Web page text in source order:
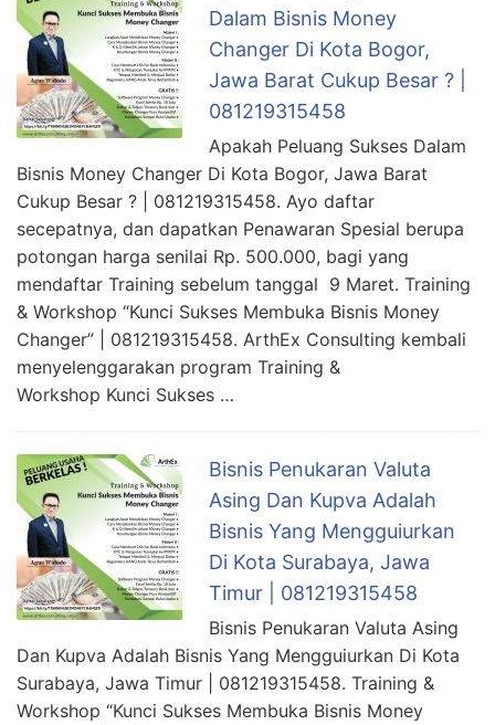
Dalam Bisnis Money
Changer Di Kota Bogor,
Jawa Barat Cukup Besar ? |
081219315458
Apakah Peluang Sukses Dalam
Bisnis Money Changer Di Kota Bogor, Jawa Barat
Cukup Besar ? | 081219315458. Ayo daftar
secepatnya, dan dapatkan Penawaran Spesial berupa
potongan harga senilai Rp. 500.000, bagi yang
mendaftar Training sebelum tanggal 9 Maret. Training
& Workshop “Kunci Sukses Membuka Bisnis Money
Changer” | 081219315458. ArthEx Consulting kembali
menyelenggarakan program Training &
Workshop Kunci Sukses …
Bisnis Penukaran Valuta
Asing Dan Kupva Adalah
Bisnis Yang Mengguiurkan
Di Kota Surabaya, Jawa
Timur | 081219315458
Bisnis Penukaran Valuta Asing
Dan Kupva Adalah Bisnis Yang Mengguiurkan Di Kota
Surabaya, Jawa Timur | 081219315458. Training &
Workshop “Kunci Sukses Membuka Bisnis Money